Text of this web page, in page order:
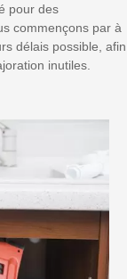
pour des
commençons par à
délais possible, afin
inutiles.